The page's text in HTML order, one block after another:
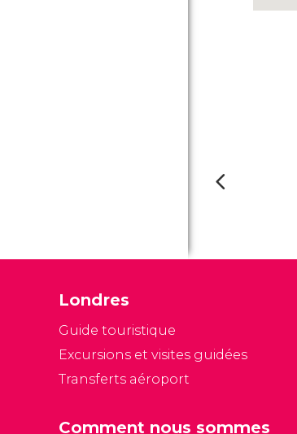
Londres
Guide touristique
Excursions et visites guidées
Transferts aéroport
Comment nous sommes